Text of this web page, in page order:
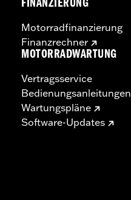
FINANZIERUNG
Motorradfinanzierung
Finanzrechner
MOTORRADWARTUNG
Vertragsservice
Bedienungsanleitungen
Wartungspläne
Software-Updates